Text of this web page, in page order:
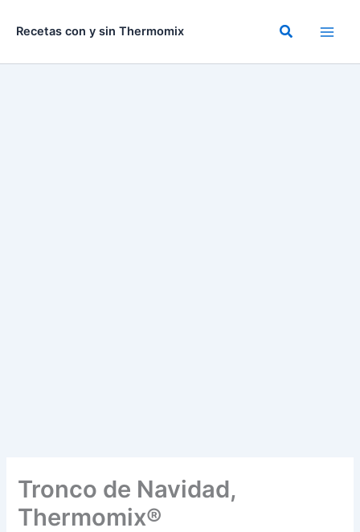
Recetas con y sin Thermomix Buscar
Tronco de Navidad,
Thermomix®